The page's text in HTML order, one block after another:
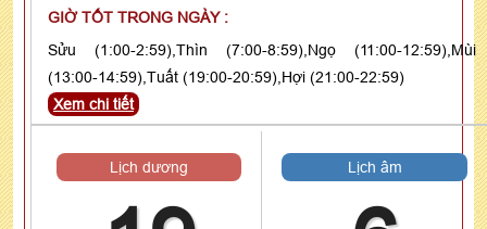
GIỜ TỐT TRONG NGÀY :
Sửu (1:00-2:59),Thìn (7:00-8:59),Ngọ (11:00-12:59),Mùi
(13:00-14:59),Tuất (19:00-20:59),Hợi (21:00-22:59)
Xem chi tiết
Lịch dương Lịch âm